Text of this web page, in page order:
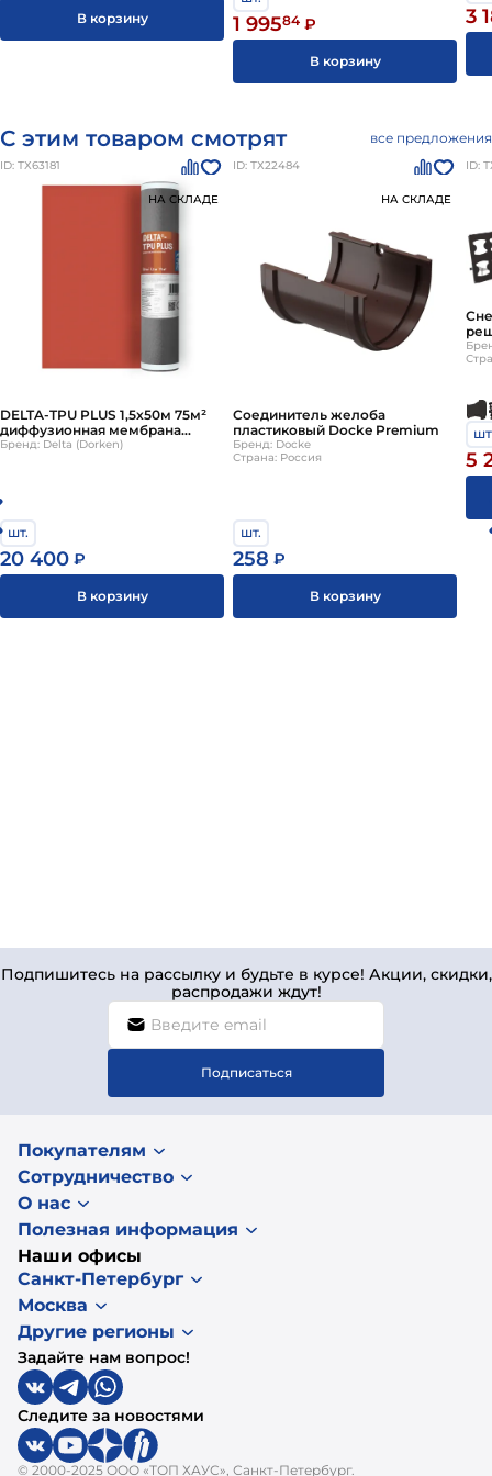
В корзину 1 99584 ₽
В корзину
3
С этим товаром смотрят все предложения
ID: ТХ63181
НА СКЛАДЕ
DELTA-TPU PLUS 1,5х50м 75м²
диффузионная мембрана
Дельта ТПУ Плюс
Бренд: Delta (Dorken)
шт.
20 400 ₽
В корзину
ID: ТХ22484
НА СКЛАДЕ
Соединитель желоба
пластиковый Docke Premium
Бренд: Docke
Страна: Россия
шт.
258 ₽
В корзину
ID:
шт
5
Подпишитесь на рассылку и будьте в курсе! Акции, скидки,
распродажи ждут!
Подписаться
Покупателям
Сотрудничество
О нас
Полезная информация
Наши офисы
Санкт-Петербург
Москва
Другие регионы
Задайте нам вопрос!
Следите за новостями
© 2000-2025 ООО «ТОП ХАУС», Санкт-Петербург.